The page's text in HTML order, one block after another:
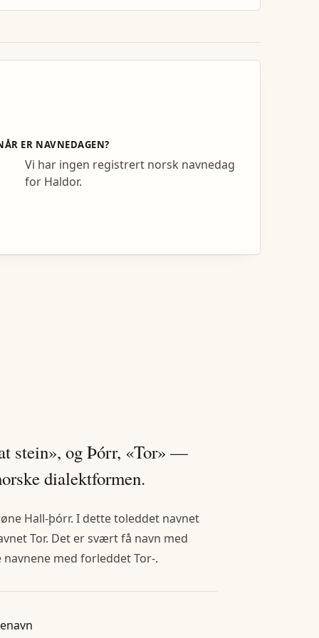
ER NAVNEDAGEN?
Vi har ingen registrert norsk navnedag
for Haldor.
stein», og Þórr, «Tor» —
dialektformen.
Hall-þórr. I dette toleddet navnet
Tor. Det er svært få navn med
med forleddet Tor-.